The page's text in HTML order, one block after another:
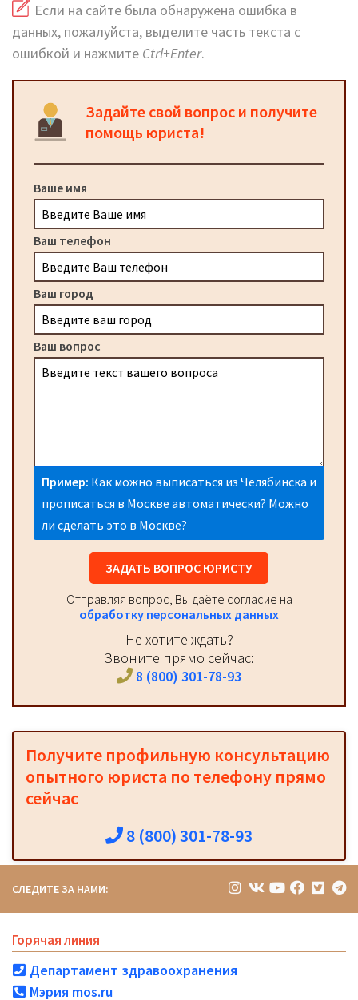
Если на сайте была обнаружена ошибка в
данных, пожалуйста, выделите часть текста с
ошибкой и нажмите Ctrl+Enter.
Задайте свой вопрос и получите
помощь юриста!
Ваше имя
Ваш телефон
Ваш город
Ваш вопрос
Пример: Как можно выписаться из Челябинска и
прописаться в Москве автоматически? Можно
ли сделать это в Москве?
ЗАДАТЬ ВОПРОС ЮРИСТУ
Отправляя вопрос, Вы даёте согласие на
обработку персональных данных
Не хотите ждать?
Звоните прямо сейчас:
8 (800) 301-78-93
Получите профильную консультацию
опытного юриста по телефону прямо
сейчас
8 (800) 301-78-93
СЛЕДИТЕ ЗА НАМИ:
Горячая линия
Департамент здравоохранения
Мэрия mos.ru